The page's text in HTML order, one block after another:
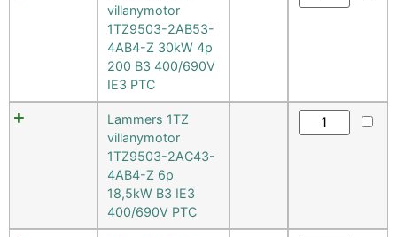
villanymotor
1TZ9503-2AB53-
4AB4-Z 30kW 4p
200 B3 400/690V
IE3 PTC
Lammers 1TZ
villanymotor
1TZ9503-2AC43-
4AB4-Z 6p
18,5kW B3 IE3
400/690V PTC